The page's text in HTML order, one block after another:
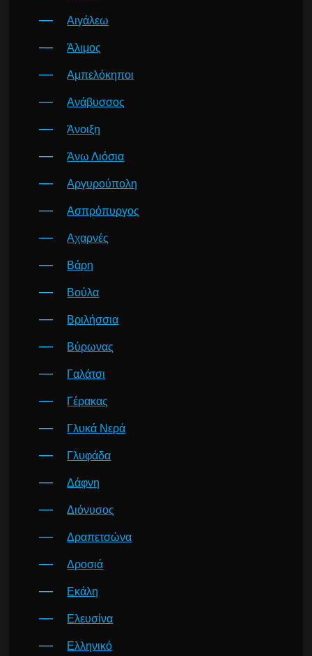
Αιγάλεω
Άλιμος
Αμπελόκηποι
Ανάβυσσος
Άνοιξη
Άνω Λιόσια
Αργυρούπολη
Ασπρόπυργος
Αχαρνές
Βάρη
Βούλα
Βριλήσσια
Βύρωνας
Γαλάτσι
Γέρακας
Γλυκά Νερά
Γλυφάδα
Δάφνη
Διόνυσος
Δραπετσώνα
Δροσιά
Εκάλη
Ελευσίνα
Ελληνικό